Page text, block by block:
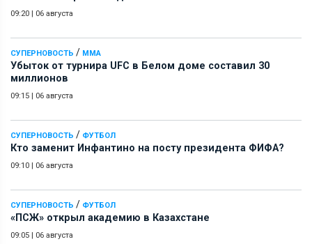
09:20 | 06 августа
СУПЕРНОВОСТЬ / ММА
Убыток от турнира UFC в Белом доме составил 30
миллионов
09:15 | 06 августа
СУПЕРНОВОСТЬ / ФУТБОЛ
Кто заменит Инфантино на посту президента ФИФА?
09:10 | 06 августа
СУПЕРНОВОСТЬ / ФУТБОЛ
«ПСЖ» открыл академию в Казахстане
09:05 | 06 августа